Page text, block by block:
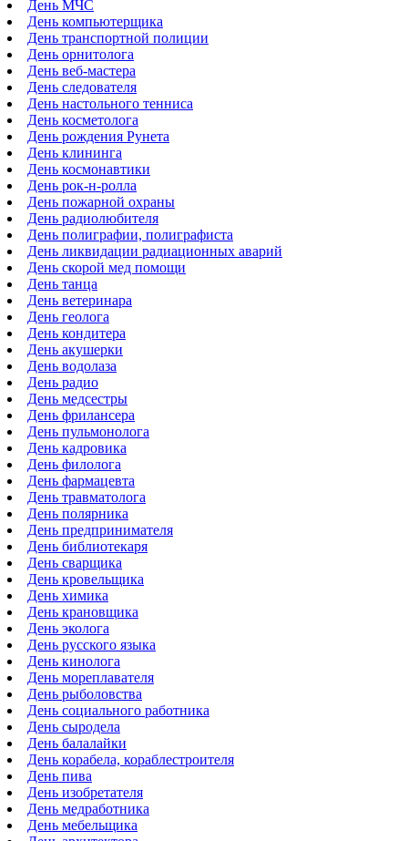
День МЧС
День компьютерщика
День транспортной полиции
День орнитолога
День веб-мастера
День следователя
День настольного тенниса
День косметолога
День рождения Рунета
День клининга
День космонавтики
День рок-н-ролла
День пожарной охраны
День радиолюбителя
День полиграфии, полиграфиста
День ликвидации радиационных аварий
День скорой мед помощи
День танца
День ветеринара
День геолога
День кондитера
День акушерки
День водолаза
День радио
День медсестры
День фрилансера
День пульмонолога
День кадровика
День филолога
День фармацевта
День травматолога
День полярника
День предпринимателя
День библиотекаря
День сварщика
День кровельщика
День химика
День крановщика
День эколога
День русского языка
День кинолога
День мореплавателя
День рыболовства
День социального работника
День сыродела
День балалайки
День корабела, кораблестроителя
День пива
День изобретателя
День медработника
День мебельщика